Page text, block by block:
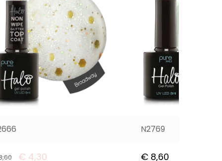
N2769
€ 4,30 € 8,60